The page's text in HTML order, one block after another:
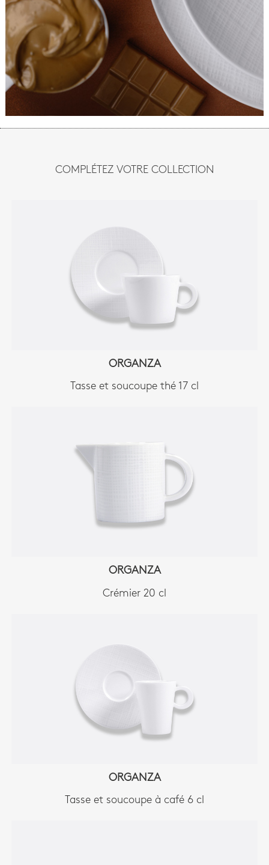
COMPLÉTEZ VOTRE COLLECTION
ORGANZA
Tasse et soucoupe thé 17 cl
ORGANZA
Crémier 20 cl
ORGANZA
Tasse et soucoupe à café 6 cl